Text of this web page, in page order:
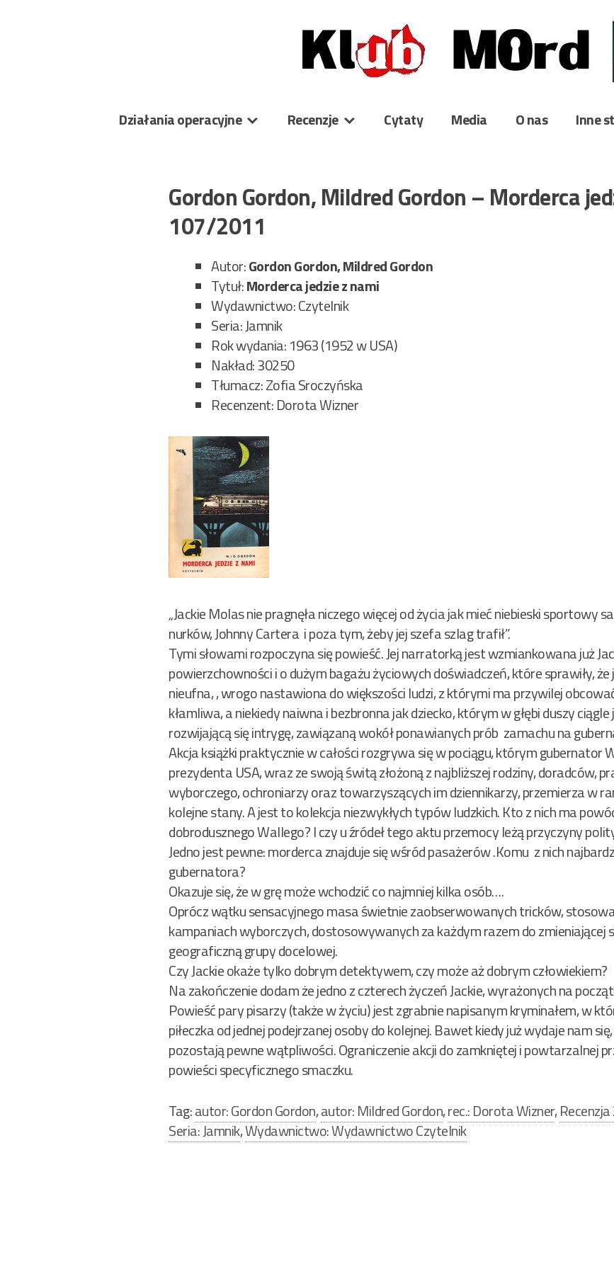
Działania operacyjne Recenzje Cytaty Media O nas Inne
Gordon Gordon, Mildred Gordon – Morderca
107/2011
Autor:Gordon Gordon, Mildred Gordon
Tytuł:Morderca jedzie z nami
Wydawnictwo: Czytelnik
Seria: Jamnik
Rok wydania: 1963 (1952 w USA)
Nakład: 30250
Tłumacz: Zofia Sroczyńska
Recenzent: Dorota Wizner
„Jackie Molas nie pragnęła niczego więcej od życia jak mieć niebieski sportowy
nurków, Johnny Cartera i poza tym, żeby jej szefa szlag trafił”.
Tymi słowami rozpoczyna się powieść. Jej narratorką jest wzmiankowana już
powierzchowności i o dużym bagażu życiowych doświadczeń, które sprawiły,
nieufna, , wrogo nastawiona do większości ludzi, z którymi ma przywilej
kłamliwa, a niekiedy naiwna i bezbronna jak dziecko, którym w głębi duszy
rozwijającą się intrygę, zawiązaną wokół ponawianych prób zamachu na
Akcja książki praktycznie w całości rozgrywa się w pociągu, którym gubernator
prezydenta USA, wraz ze swoją świtą złożoną z najbliższej rodziny, doradców,
wyborczego, ochroniarzy oraz towarzyszących im dziennikarzy, przemierza w
kolejne stany. A jest to kolekcja niezwykłych typów ludzkich. Kto z nich ma
dobrodusznego Wallego? I czy u źródeł tego aktu przemocy leżą przyczyny
Jedno jest pewne: morderca znajduje się wśród pasażerów .Komu z nich
gubernatora?
Okazuje się, że w grę może wchodzić co najmniej kilka osób….
Oprócz wątku sensacyjnego masa świetnie zaobserwowanych tricków,
kampaniach wyborczych, dostosowywanych za każdym razem do zmieniającej
geograficzną grupy docelowej.
Czy Jackie okaże tylko dobrym detektywem, czy może aż dobrym człowiekiem?
Na zakończenie dodam że jedno z czterech życzeń Jackie, wyrażonych na
Powieść pary pisarzy (także w życiu) jest zgrabnie napisanym kryminałem, w
piłeczka od jednej podejrzanej osoby do kolejnej. Bawet kiedy już wydaje nam
pozostają pewne wątpliwości. Ograniczenie akcji do zamkniętej i powtarzalnej
powieści specyficznego smaczku.
Tag:autor: Gordon Gordon,autor: Mildred Gordon,rec.: Dorota Wizner,
Seria: Jamnik,Wydawnictwo: Wydawnictwo Czytelnik